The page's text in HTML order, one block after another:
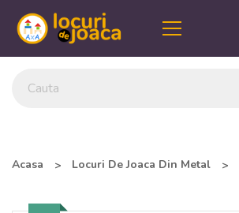
Acasa Locuri De Joaca Din Metal